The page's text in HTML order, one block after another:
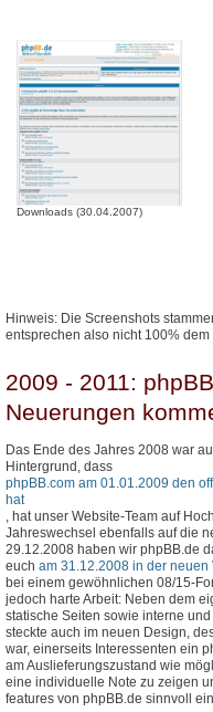
Downloads (30.04.2007)
Hinweis: Die Screenshots
entsprechen also nicht 100%
2009 - 2011:
Neuerungen
Das Ende des Jahres 2008 war
Hintergrund, dass
phpBB.com am 01.01.2009 den
hat
, hat unser Website-Team auf
Jahreswechsel ebenfalls auf die
29.12.2008 haben wir phpBB.de
euch am 31.12.2008 in der
bei einem gewöhnlichen 08/15-
jedoch harte Arbeit: Neben dem
statische Seiten sowie interne
steckte auch im neuen Design,
war, einerseits Interessenten ein
am Auslieferungszustand wie
eine individuelle Note zu zeigen
features von phpBB.de sinnvoll